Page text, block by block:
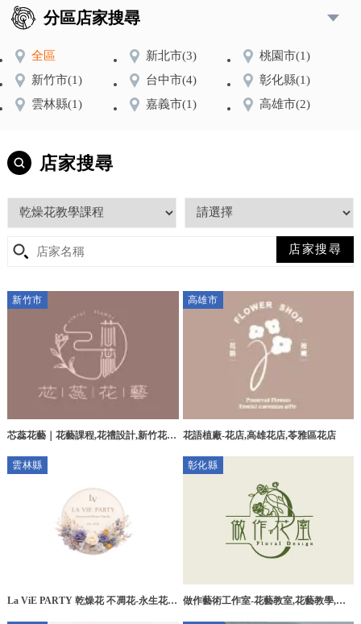
分區店家搜尋
全區 新北市(3) 桃園市(1)
新竹市(1) 台中市(4) 彰化縣(1)
雲林縣(1) 嘉義市(1) 高雄市(2)
店家搜尋
新竹市
芯蕊花藝｜花藝課程,花禮設計,新竹花藝
高雄市
花語植廠-花店,高雄花店,苓雅區花店
雲林縣
La ViE PARTY 乾燥花 不凋花-永生花
彰化縣
做作藝術工作室-花藝教室,花藝教學,彰